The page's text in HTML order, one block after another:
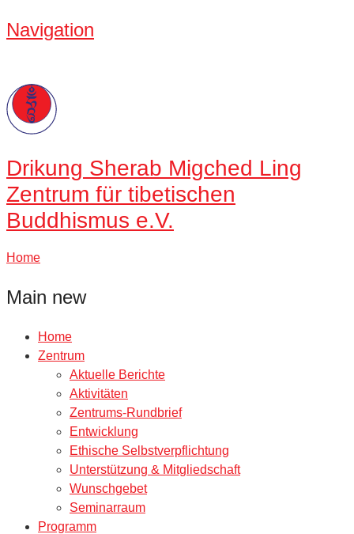
Navigation
Drikung Sherab Migched Ling
Zentrum für tibetischen
Buddhismus e.V.
Home
Main new
Home
Zentrum
Aktuelle Berichte
Aktivitäten
Zentrums-Rundbrief
Entwicklung
Ethische Selbstverpflichtung
Unterstützung & Mitgliedschaft
Wunschgebet
Seminarraum
Programm